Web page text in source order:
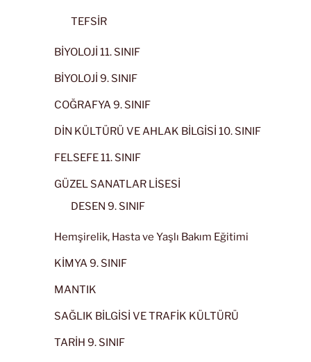
TEFSİR
BİYOLOJİ 11. SINIF
BİYOLOJİ 9. SINIF
COĞRAFYA 9. SINIF
DİN KÜLTÜRÜ VE AHLAK BİLGİSİ 10. SINIF
FELSEFE 11. SINIF
GÜZEL SANATLAR LİSESİ
DESEN 9. SINIF
Hemşirelik, Hasta ve Yaşlı Bakım Eğitimi
KİMYA 9. SINIF
MANTIK
SAĞLIK BİLGİSİ VE TRAFİK KÜLTÜRÜ
TARİH 9. SINIF